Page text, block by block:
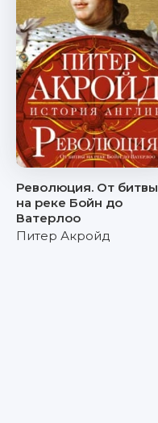
Революция. От битвы
на реке Бойн до
Ватерлоо
Питер Акройд